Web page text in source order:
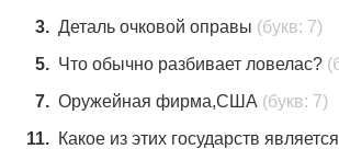
3. Деталь очковой оправы (букв: 7)
5. Что обычно разбивает ловелас?
7. Оружейная фирма,США (букв: 7)
11. Какое из этих государств